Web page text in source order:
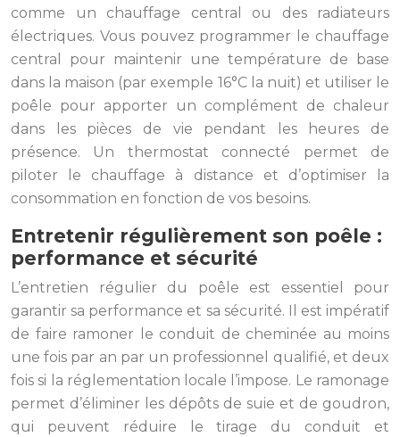
comme un chauffage central ou des radiateurs
électriques. Vous pouvez programmer le chauffage
central pour maintenir une température de base
dans la maison (par exemple 16°C la nuit) et utiliser le
poêle pour apporter un complément de chaleur
dans les pièces de vie pendant les heures de
présence. Un thermostat connecté permet de
piloter le chauffage à distance et d’optimiser la
consommation en fonction de vos besoins.
Entretenir régulièrement son poêle :
performance et sécurité
L’entretien régulier du poêle est essentiel pour
garantir sa performance et sa sécurité. Il est impératif
de faire ramoner le conduit de cheminée au moins
une fois par an par un professionnel qualifié, et deux
fois si la réglementation locale l’impose. Le ramonage
permet d’éliminer les dépôts de suie et de goudron,
qui peuvent réduire le tirage du conduit et